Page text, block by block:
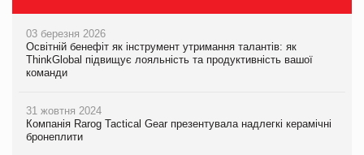
03 березня 2026
Освітній бенефіт як інструмент утримання талантів: як
ThinkGlobal підвищує лояльність та продуктивність вашої
команди
31 жовтня 2024
Компанія Rarog Tactical Gear презентувала надлегкі керамічні
бронеплити